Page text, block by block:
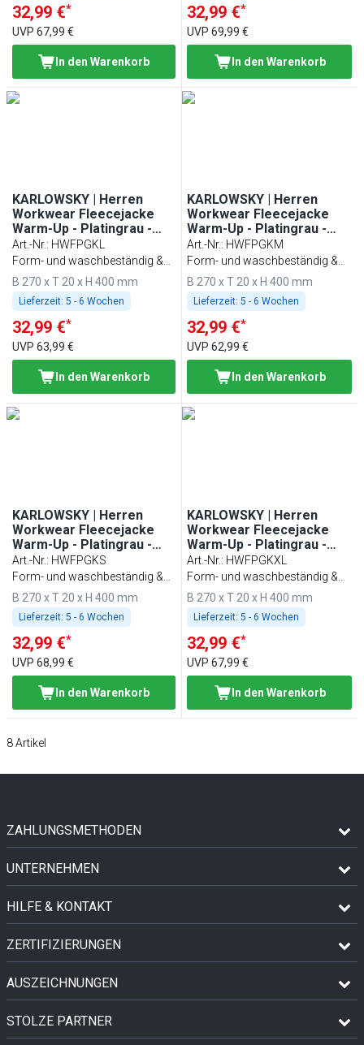
32,99 €*
UVP 67,99 €
In den Warenkorb
32,99 €*
UVP69,99 €
In den Warenkorb
KARLOWSKY | Herren
Workwear Fleecejacke
Warm-Up - Platingrau -
Größe: L
Art.-Nr.: HWFPGKL
Form- und waschbeständig &
nachhaltig
B 270 x T 20 x H 400 mm
Lieferzeit: 5 - 6 Wochen
32,99 €*
UVP 63,99 €
In den Warenkorb
KARLOWSKY | Herren
Workwear Fleecejacke
Warm-Up - Platingrau -
Größe: M
Art.-Nr.: HWFPGKM
Form- und waschbeständig &
nachhaltig
B 270 x T 20 x H 400 mm
Lieferzeit: 5 - 6 Wochen
32,99 €*
UVP62,99 €
In den Warenkorb
KARLOWSKY | Herren
Workwear Fleecejacke
Warm-Up - Platingrau -
Größe: S
Art.-Nr.: HWFPGKS
Form- und waschbeständig &
nachhaltig
B 270 x T 20 x H 400 mm
Lieferzeit: 5 - 6 Wochen
32,99 €*
UVP 68,99 €
In den Warenkorb
KARLOWSKY | Herren
Workwear Fleecejacke
Warm-Up - Platingrau -
Größe: XL
Art.-Nr.: HWFPGKXL
Form- und waschbeständig &
nachhaltig
B 270 x T 20 x H 400 mm
Lieferzeit: 5 - 6 Wochen
32,99 €*
UVP67,99 €
In den Warenkorb
8Artikel
ZAHLUNGSMETHODEN
UNTERNEHMEN
HILFE & KONTAKT
ZERTIFIZIERUNGEN
AUSZEICHNUNGEN
STOLZE PARTNER